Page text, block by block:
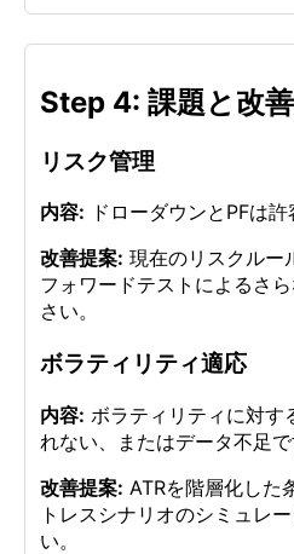
Step 4: 課題と改
リスク管理
内容: ドローダウンとPFは許
改善提案: 現在のリスクルー
フォワードテストによるさ
さい。
ボラティリティ適応
内容: ボラティリティに対す
れない、またはデータ不足で
改善提案: ATRを階層化した
トレスシナリオのシミュレ
い。